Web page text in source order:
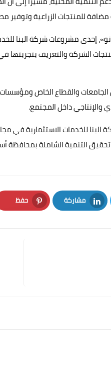
للمنتجات الزراعية وتوفير
إحدى مشروعات شركة البنا
الشركة والتعريف بتجربتها
الجامعات والقطاع الخاص
والإنتاجي داخل المجتمع.
البنا للخدمات الاستثمارية في
التنمية الشاملة بمحافظة
مشاركة
LinkedIn
حفظ
Pinterest